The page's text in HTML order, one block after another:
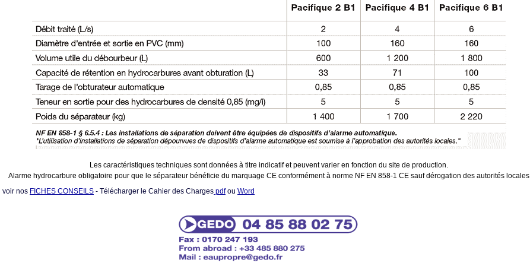
Les caractéristiques techniques sont données à titre indicatif et peuvent varier en fonction du site de production.
Alarme hydrocarbure obligatoire pour que le séparateur bénéficie du marquage CE conformément à norme NF EN 858-1 CE sauf dérogation des autorités locales
voir nos FICHES CONSEILS - Télécharger le Cahier des Charges pdfou Word